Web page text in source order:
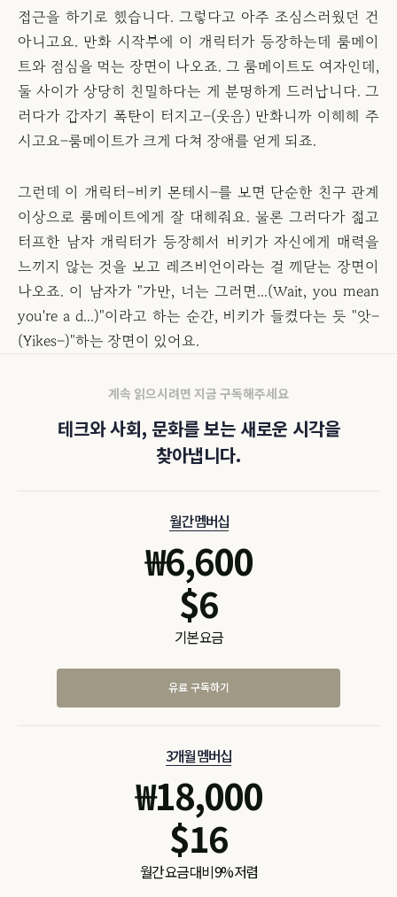
접근을 하기로 했습니다. 그렇다고 아주 조심스러웠던 건
아니고요. 만화 시작부에 이 캐릭터가 등장하는데 룸메이
트와 점심을 먹는 장면이 나오죠. 그 룸메이트도 여자인데,
둘 사이가 상당히 친밀하다는 게 분명하게 드러납니다. 그
러다가 갑자기 폭탄이 터지고–(웃음) 만화니까 이해해 주
시고요–룸메이트가 크게 다쳐 장애를 얻게 되죠.
그런데 이 캐릭터–비키 몬테시–를 보면 단순한 친구 관계
이상으로 룸메이트에게 잘 대해줘요. 물론 그러다가 젊고
터프한 남자 캐릭터가 등장해서 비키가 자신에게 매력을
느끼지 않는 것을 보고 레즈비언이라는 걸 깨닫는 장면이
나오죠. 이 남자가 "가만, 너는 그러면...(Wait, you mean
you're a d...)"이라고 하는 순간, 비키가 들켰다는 듯 "앗–
(Yikes–)"하는 장면이 있어요.
계속 읽으시려면 지금 구독해주세요
테크와 사회, 문화를 보는 새로운 시각을
찾아냅니다.
월간 멤버십
₩6,600
$6
기본 요금
유료 구독하기
3개월 멤버십
₩18,000
$16
월간 요금 대비 9% 저렴